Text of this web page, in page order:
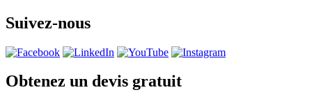
Suivez-nous
Obtenez un devis gratuit